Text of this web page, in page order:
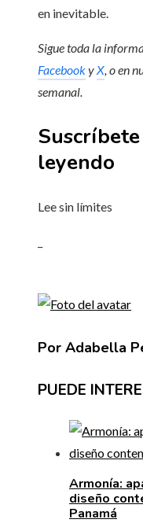
en inevitable.
Sigue toda la
FacebookyX, o en
semanal.
leyendo
Lee sin límites
Por Adabella
PUEDE
Armonía:
diseño
Panamá